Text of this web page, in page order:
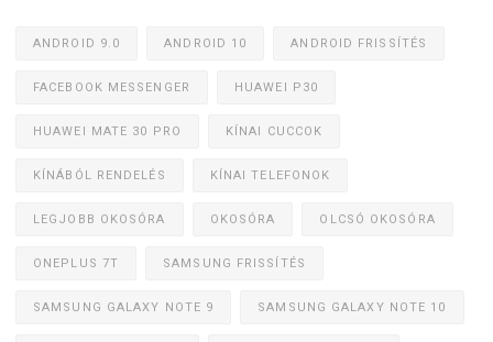
ANDROID 9.0 ANDROID 10 ANDROID FRISSÍTÉS
FACEBOOK MESSENGER HUAWEI P30
HUAWEI MATE 30 PRO KÍNAI CUCCOK
KÍNÁBÓL RENDELÉS KÍNAI TELEFONOK
LEGJOBB OKOSÓRA OKOSÓRA OLCSÓ OKOSÓRA
ONEPLUS 7T SAMSUNG FRISSÍTÉS
SAMSUNG GALAXY NOTE 9 SAMSUNG GALAXY NOTE 10